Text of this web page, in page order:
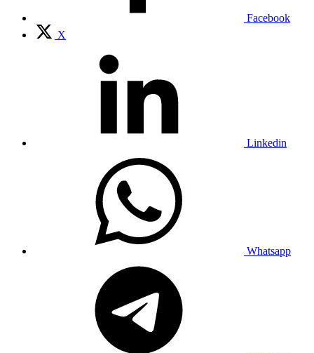
Facebook
X
Linkedin
Whatsapp